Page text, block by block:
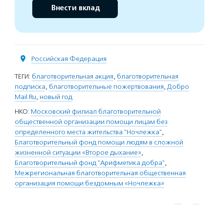
Внести вклад
Российская Федерация
ТЕГИ: благотворительная акция, благотворительная
подписка, благотворительные пожертвования, Добро
Mail.Ru, новый год
НКО: Московский филиал благотворительной
общественной организации помощи лицам без
определенного места жительства "Ночлежка",
Благотворительный фонд помощи людям в сложной
жизненной ситуации «Второе дыхание»,
Благотворительный фонд "Арифметика добра",
Межрегиональная благотворительная общественная
организация помощи бездомным «Ночлежка»